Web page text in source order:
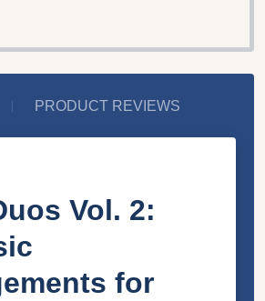
PRODUCT REVIEWS
Vol. 2:
for